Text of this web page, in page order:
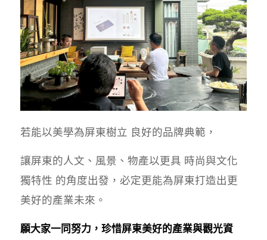
若能以美學為屏東樹立 良好的品牌典範，
讓屏東的人文、風景、物產以更具 時尚與文化
獨特性 的角度出發，必定更能為屏東打造出更
美好的產業未來。
願大家一同努力，珍惜屏東美好的產業與觀光資